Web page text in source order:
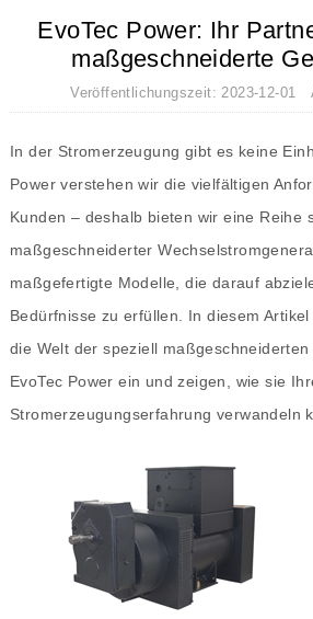
EvoTec Power: Ihr
maßgeschneiderte
Veröffentlichungszeit: 2023-12-01
In der Stromerzeugung gibt es keine
Power verstehen wir die vielfältigen
Kunden – deshalb bieten wir eine Reihe
maßgeschneiderter
maßgefertigte Modelle, die darauf
Bedürfnisse zu erfüllen. In diesem
die Welt der speziell
EvoTec Power ein und zeigen, wie sie
Stromerzeugungserfahrung verwandeln